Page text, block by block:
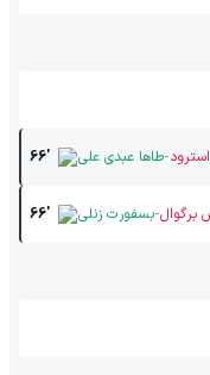
66' طاها عبدی علی-
66' بسفورت زنلی-برگوال